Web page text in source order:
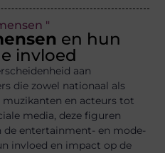
"
en hun
invloed
aan
die zowel nationaal als
en acteurs tot
media, deze figuren
de entertainment- en mode-
invloed en impact op de